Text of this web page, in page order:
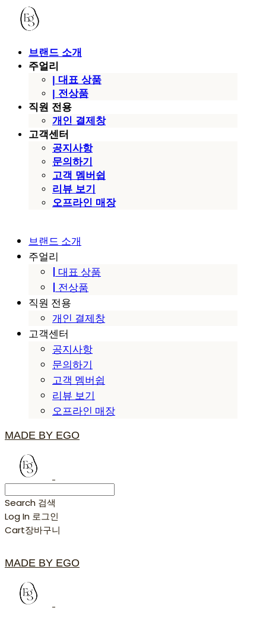
브랜드 소개
주얼리
| 대표 상품
| 전상품
직원 전용
개인 결제창
고객센터
공지사항
문의하기
고객 멤버쉽
리뷰 보기
오프라인 매장
브랜드 소개
주얼리
| 대표 상품
| 전상품
직원 전용
개인 결제창
고객센터
공지사항
문의하기
고객 멤버쉽
리뷰 보기
오프라인 매장
MADE BY EGO
Search 검색
Log In 로그인
Cart장바구니
MADE BY EGO